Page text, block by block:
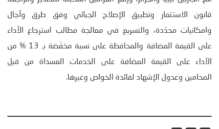
قانون الاستثمار وتطبيق الإصلاح الجبائي وفق طرق وآجال
وامكانيات محدّدة، والتسريع في معالجة مطالب استرجاع الآداء
على القيمة المضافة والمحافظة على نسبة مخفّضة بـ 13 % من
الآداء على القيمة المضافة على الخدمات المسداة من قبل
المحامين وعدول الإشهاد لفائدة الخواص وغيرها.